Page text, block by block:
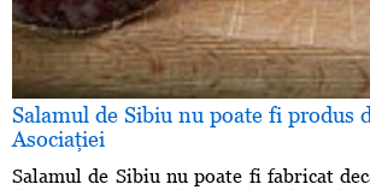
Salamul de Sibiu nu poate fi produs
Asociaţiei
Salamul de Sibiu nu poate fi fabricat